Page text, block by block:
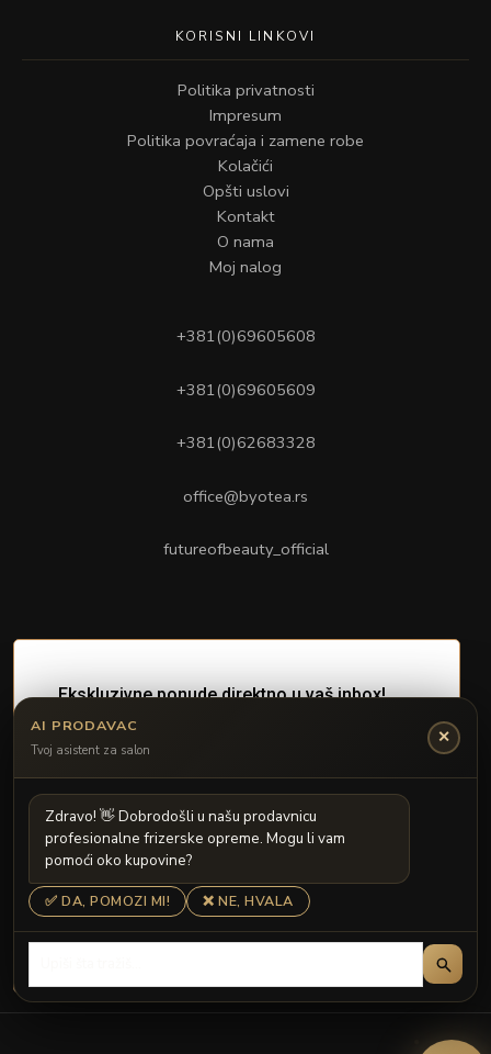
KORISNI LINKOVI
Politika privatnosti
Impresum
Politika povraćaja i zamene robe
Kolačići
Opšti uslovi
Kontakt
O nama
Moj nalog
+381(0)69605608
+381(0)69605609
+381(0)62683328
office@byotea.rs
futureofbeauty_official
AI PRODAVAC
Tvoj asistent za salon
✕
Zdravo! Dobrodošli u našu prodavnicu
profesionalne frizerske opreme. Mogu li vam
pomoći oko kupovine?
✅ DA, POMOZI MI! ❌ NE, HVALA